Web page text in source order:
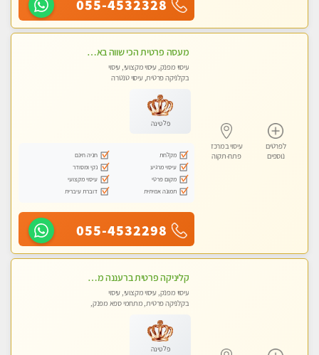
055-4532328
לפרטים
נוספים
עיסוי במרכז
פתח-תקוה
מעסה פרטית הכי שווה באזור המרכז!!!
עיסוי מפנק, עיסוי מקצועי, עיסוי
בקלניקה פרטית, עיסוי טנטרה
פלטינה
מקלחת
חניה חינם
עיסוי מרגיע
נקי ומסודר
מקום פרטי
עיסוי מקצועי
תמונה אמיתית
דוברת עיברית
055-4532298
קליניקה פרטית ברעננה מעסה איכותית לעיסוי מקצועי ומפנק לכל שרירי הגוף...
עיסוי מפנק, עיסוי מקצועי, עיסוי
בקלניקה פרטית, מתחמי ספא מפנק,
פלטינה